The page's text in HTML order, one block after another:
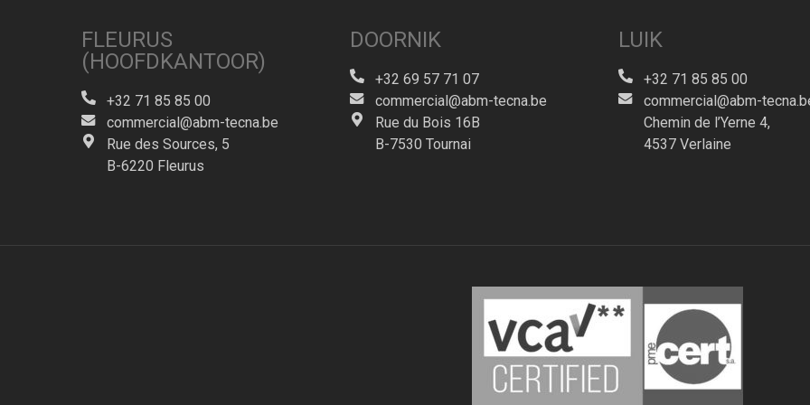
FLEURUS
(HOOFDKANTOOR)
+32 71 85 85 00
commercial@abm-tecna.be
Rue des Sources, 5
B-6220 Fleurus
DOORNIK
+32 69 57 71 07
commercial@abm-tecna.be
Rue du Bois 16B
B-7530 Tournai
LUIK
+32 71 85 85 00
commercial@abm-
Chemin de l’Yerne 4,
4537 Verlaine